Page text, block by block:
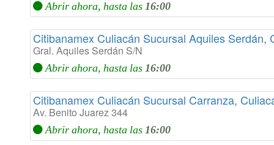
Abrir ahora, hasta las 16:00
Citibanamex Culiacán Sucursal Aquiles Serdán,
Gral. Aquiles Serdán S/N
Abrir ahora, hasta las 16:00
Citibanamex Culiacán Sucursal Carranza,
Av. Benito Juarez 344
Abrir ahora, hasta las 16:00